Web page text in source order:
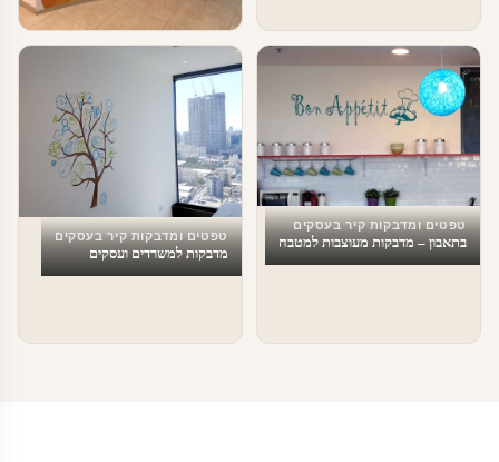
טפטים ומדבקות קיר בעסקים
מדבקות טפט לעסקים
טפטים ומדבקות קיר בעסקים
בתאבון – מדבקות מעוצבות למטבח טפטים ומדבקות קיר בעסקים
מדבקות למשרדים ועסקים